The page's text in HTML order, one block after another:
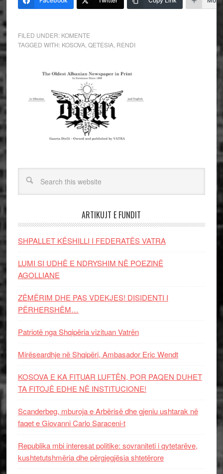
FILED UNDER: KOMENTE
TAGGED WITH: KOSOVA, QETESIA, RENDI
ARTIKUJT E FUNDIT
SHPALLET KËSHILLI I FEDERATËS VATRA
LUMI SI UDHË E NDRYSHIM NË POEZINË
AGOLLIANE
ZËMËRIM DHE PAS VDEKJES! DISIDENTI I
PËRHERSHËM…
Patriotë nga Shqipëria vizituan Vatrën
Mirëseardhje në Shqipëri, Ambasador Eric Wendt
KOSOVA E KA FITUAR LUFTËN, POR PAQEN DUHET
TA FITOJË EDHE NË INSTITUCIONE!
Scanderbeg, mburoja e Arbërisë dhe gjeniu ushtarak në
faqet e Giovanni Carlo Saraceni-t
Republika mbi interesat politike: sovraniteti i qytetarëve,
kushtetutshmëria dhe përgjegjësia shtetërore